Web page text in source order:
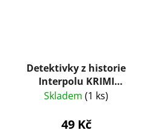
Detektivky z historie
Interpolu KRIMI
1/1999 – Kolektiv
Skladem (1 ks)
49 Kč